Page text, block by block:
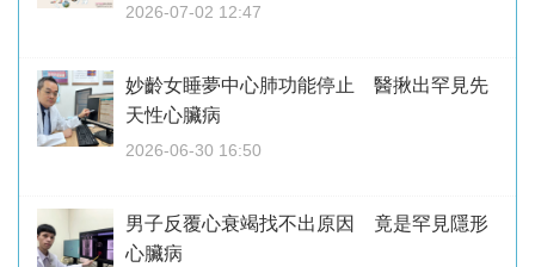
2026-07-02 12:47
妙齡女睡夢中心肺功能停止 醫揪出罕見先
天性心臟病
2026-06-30 16:50
男子反覆心衰竭找不出原因 竟是罕見隱形
心臟病